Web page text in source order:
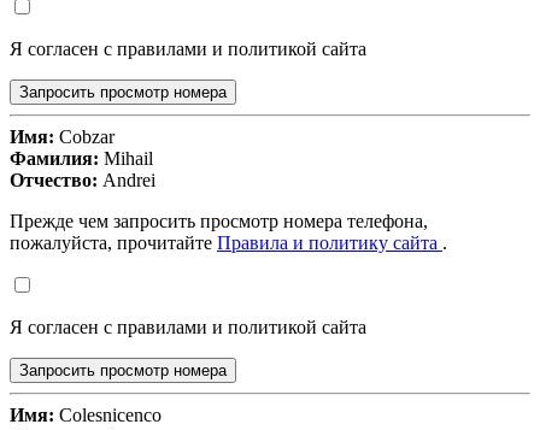
Я согласен с правилами и политикой сайта
Запросить просмотр номера
Имя: Cobzar
Фамилия: Mihail
Отчество: Andrei
Прежде чем запросить просмотр номера телефона,
пожалуйста, прочитайте Правила и политику сайта .
Я согласен с правилами и политикой сайта
Запросить просмотр номера
Имя: Colesnicenco